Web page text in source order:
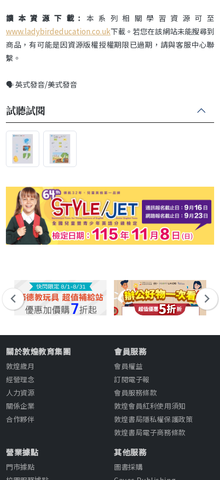
讀本資源下載: 本系列相關學習資源可至
www.ladybirdeducation.co.uk下載。若您在該網站未能搜尋到
商品，有可能是因資源版權授權期限已過期，請與客服中心聯
繫。
🗣️ 英式發音/美式發音
試聽試閱
關於敦煌教育集團
敦煌歲月
經營理念
人力資源
關係企業
合作夥伴
會員服務
會員權益
訂閱電子報
會員服務條款
敦煌會員紅利使用須知
敦煌書局隱私權保護政策
敦煌書局電子商務條款
營業據點
門市據點
其他服務
圖書採購